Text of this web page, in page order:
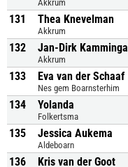
Akkrum
131 Thea Knevelman
Akkrum
132 Jan-Dirk Kamminga
Akkrum
133 Eva van der Schaaf
Nes gem Boarnsterhim
134 Yolanda
Folkertsma
135 Jessica Aukema
Aldeboarn
136 Kris van der Goot